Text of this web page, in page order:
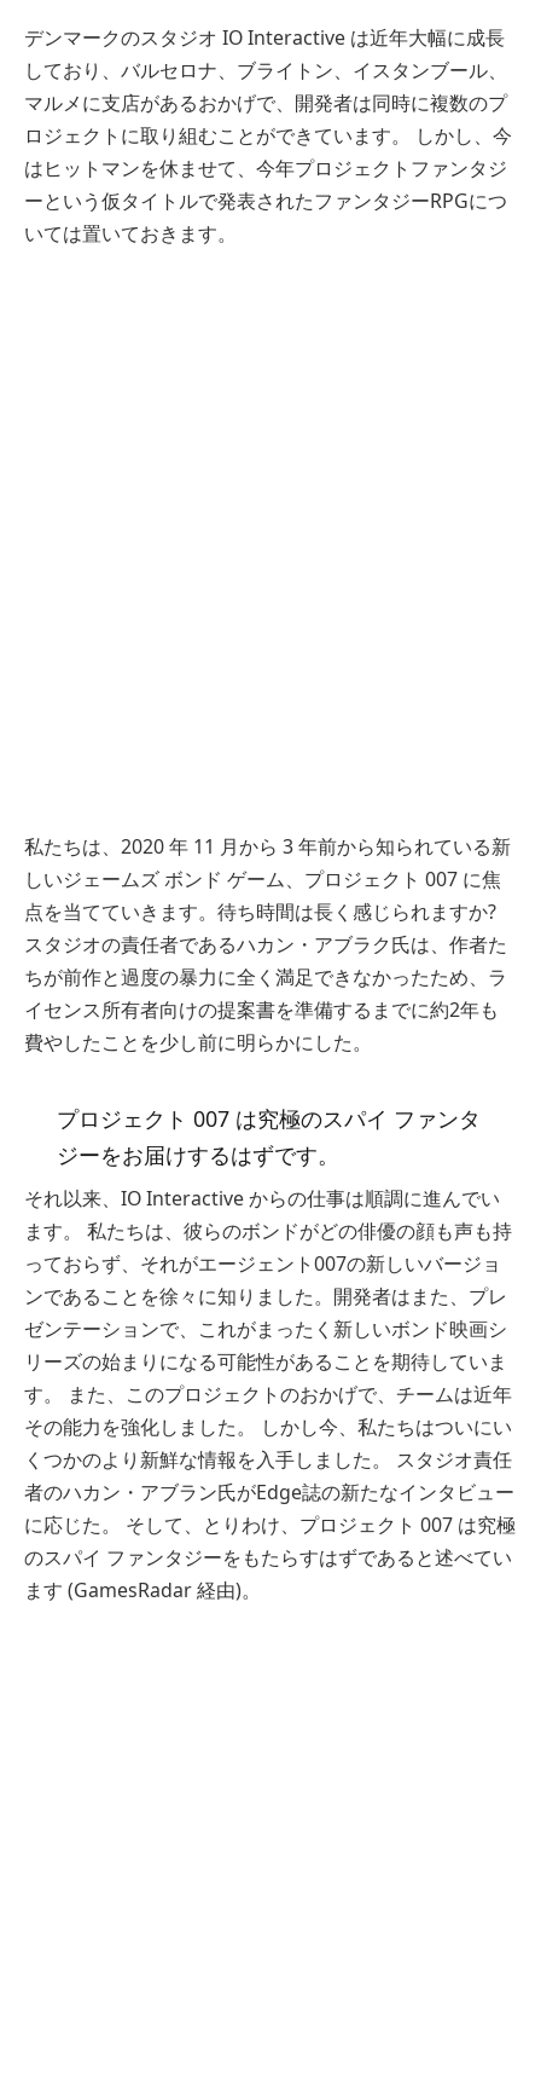
デンマークのスタジオ IO Interactive は近年大幅に成長
しており、バルセロナ、ブライトン、イスタンブール、
マルメに支店があるおかげで、開発者は同時に複数のプ
ロジェクトに取り組むことができています。 しかし、今
はヒットマンを休ませて、今年プロジェクトファンタジ
ーという仮タイトルで発表されたファンタジーRPGにつ
いては置いておきます。
私たちは、2020 年 11 月から 3 年前から知られている新
しいジェームズ ボンド ゲーム、プロジェクト 007 に焦
点を当てていきます。待ち時間は長く感じられますか?
スタジオの責任者であるハカン・アブラク氏は、作者た
ちが前作と過度の暴力に全く満足できなかったため、ラ
イセンス所有者向けの提案書を準備するまでに約2年も
費やしたことを少し前に明らかにした。
プロジェクト 007 は究極のスパイ ファンタ
ジーをお届けするはずです。
それ以来、IO Interactive からの仕事は順調に進んでい
ます。 私たちは、彼らのボンドがどの俳優の顔も声も持
っておらず、それがエージェント007の新しいバージョ
ンであることを徐々に知りました。開発者はまた、プレ
ゼンテーションで、これがまったく新しいボンド映画シ
リーズの始まりになる可能性があることを期待していま
す。 また、このプロジェクトのおかげで、チームは近年
その能力を強化しました。 しかし今、私たちはついにい
くつかのより新鮮な情報を入手しました。 スタジオ責任
者のハカン・アブラン氏がEdge誌の新たなインタビュー
に応じた。 そして、とりわけ、プロジェクト 007 は究極
のスパイ ファンタジーをもたらすはずであると述べてい
ます (GamesRadar 経由)。